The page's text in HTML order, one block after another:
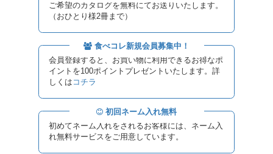
ご希望のカタログを無料にてお送りいたします。
（おひとり様2冊まで）
食べコレ新規会員募集中！
会員登録すると、お買い物に利用できるお得なポ
イントを100ポイントプレゼントいたします。詳
しくは コチラ
初回ネーム入れ無料
初めてネーム入れをされるお客様には、ネーム入
れ無料サービスをご用意しています。